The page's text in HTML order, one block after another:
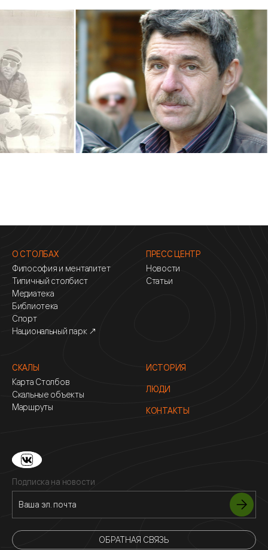
О СТОЛБАХ
Философия и менталитет
Типичный столбист
Медиатека
Библиотека
Спорт
Национальный парк ↗
ПРЕСС ЦЕНТР
Новости
Статьи
СКАЛЫ
Карта Столбов
Скальные объекты
Маршруты
ИСТОРИЯ
ЛЮДИ
КОНТАКТЫ
Подписка на новости
ОБРАТНАЯ СВЯЗЬ